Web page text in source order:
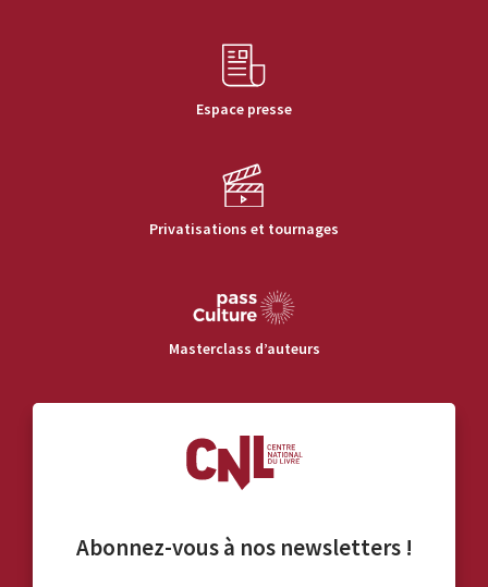
Espace presse
Privatisations et tournages
Masterclass d’auteurs
Abonnez-vous à nos newsletters!